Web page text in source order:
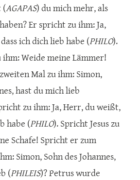
(AGAPAS) du mich mehr, als
Er spricht zu ihm: Ja,
ich dich lieb habe (PHILO).
ihm: Weide meine Lämmer!
Mal zu ihm: Simon,
hast du mich lieb
zu ihm: Ja, Herr, du weißt,
habe (PHILO). Spricht Jesus zu
Schafe! Spricht er zum
Simon, Sohn des Johannes,
(PHILEIS)? Petrus wurde